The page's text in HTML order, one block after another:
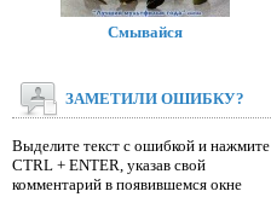
Смывайся
ЗАМЕТИЛИ ОШИБКУ?
Выделите текст с ошибкой и нажмите
CTRL + ENTER, указав свой
комментарий в появившемся окне